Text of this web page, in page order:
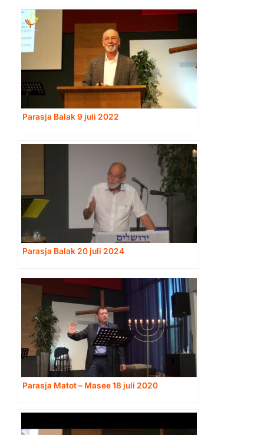
Parasja Balak 9 juli 2022
Parasja Balak 20 juli 2024
Parasja Matot – Masee 18 juli 2020